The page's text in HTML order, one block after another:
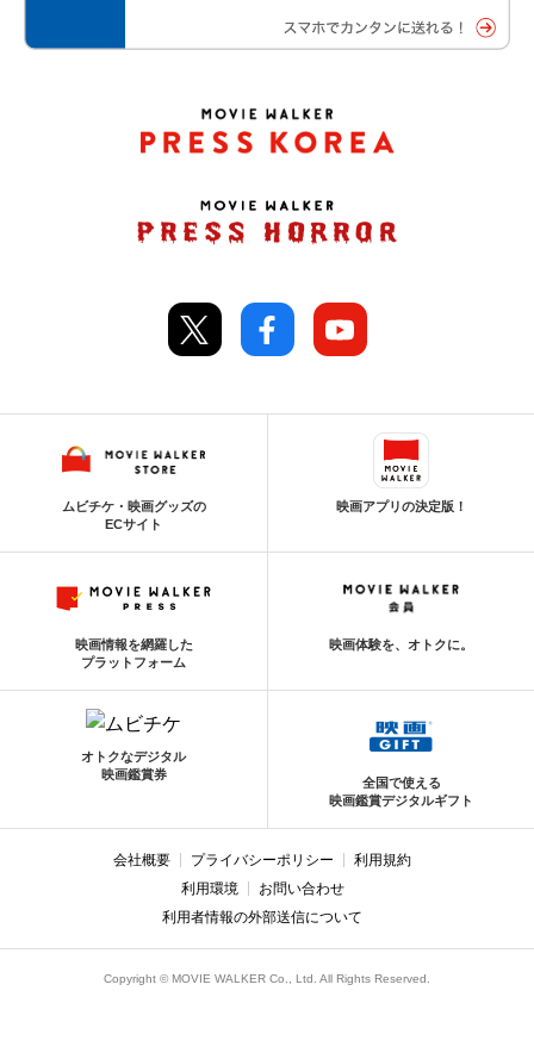
ムビチケ・映画グッズの
ECサイト
映画アプリの決定版！
映画情報を網羅した
プラットフォーム
映画体験を、オトクに。
オトクなデジタル
映画鑑賞券
全国で使える
映画鑑賞デジタルギフト
会社概要 プライバシーポリシー
利用規約
利用環境
お問い合わせ
利用者情報の外部送信について
Copyright © MOVIE WALKER Co., Ltd. All Rights Reserved.